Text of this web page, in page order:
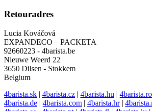
Retouradres
Lucia Kováčová
EXPANDECO – PACKETA
92660223 - 4barista.be
Nieuwe Weerd 22
3650 Dilsen - Stokkem
Belgium
4barista.sk | 4barista.cz | 4barista.hu | 4barista.ro
4barista.de | 4barista.com | 4barista.hr|